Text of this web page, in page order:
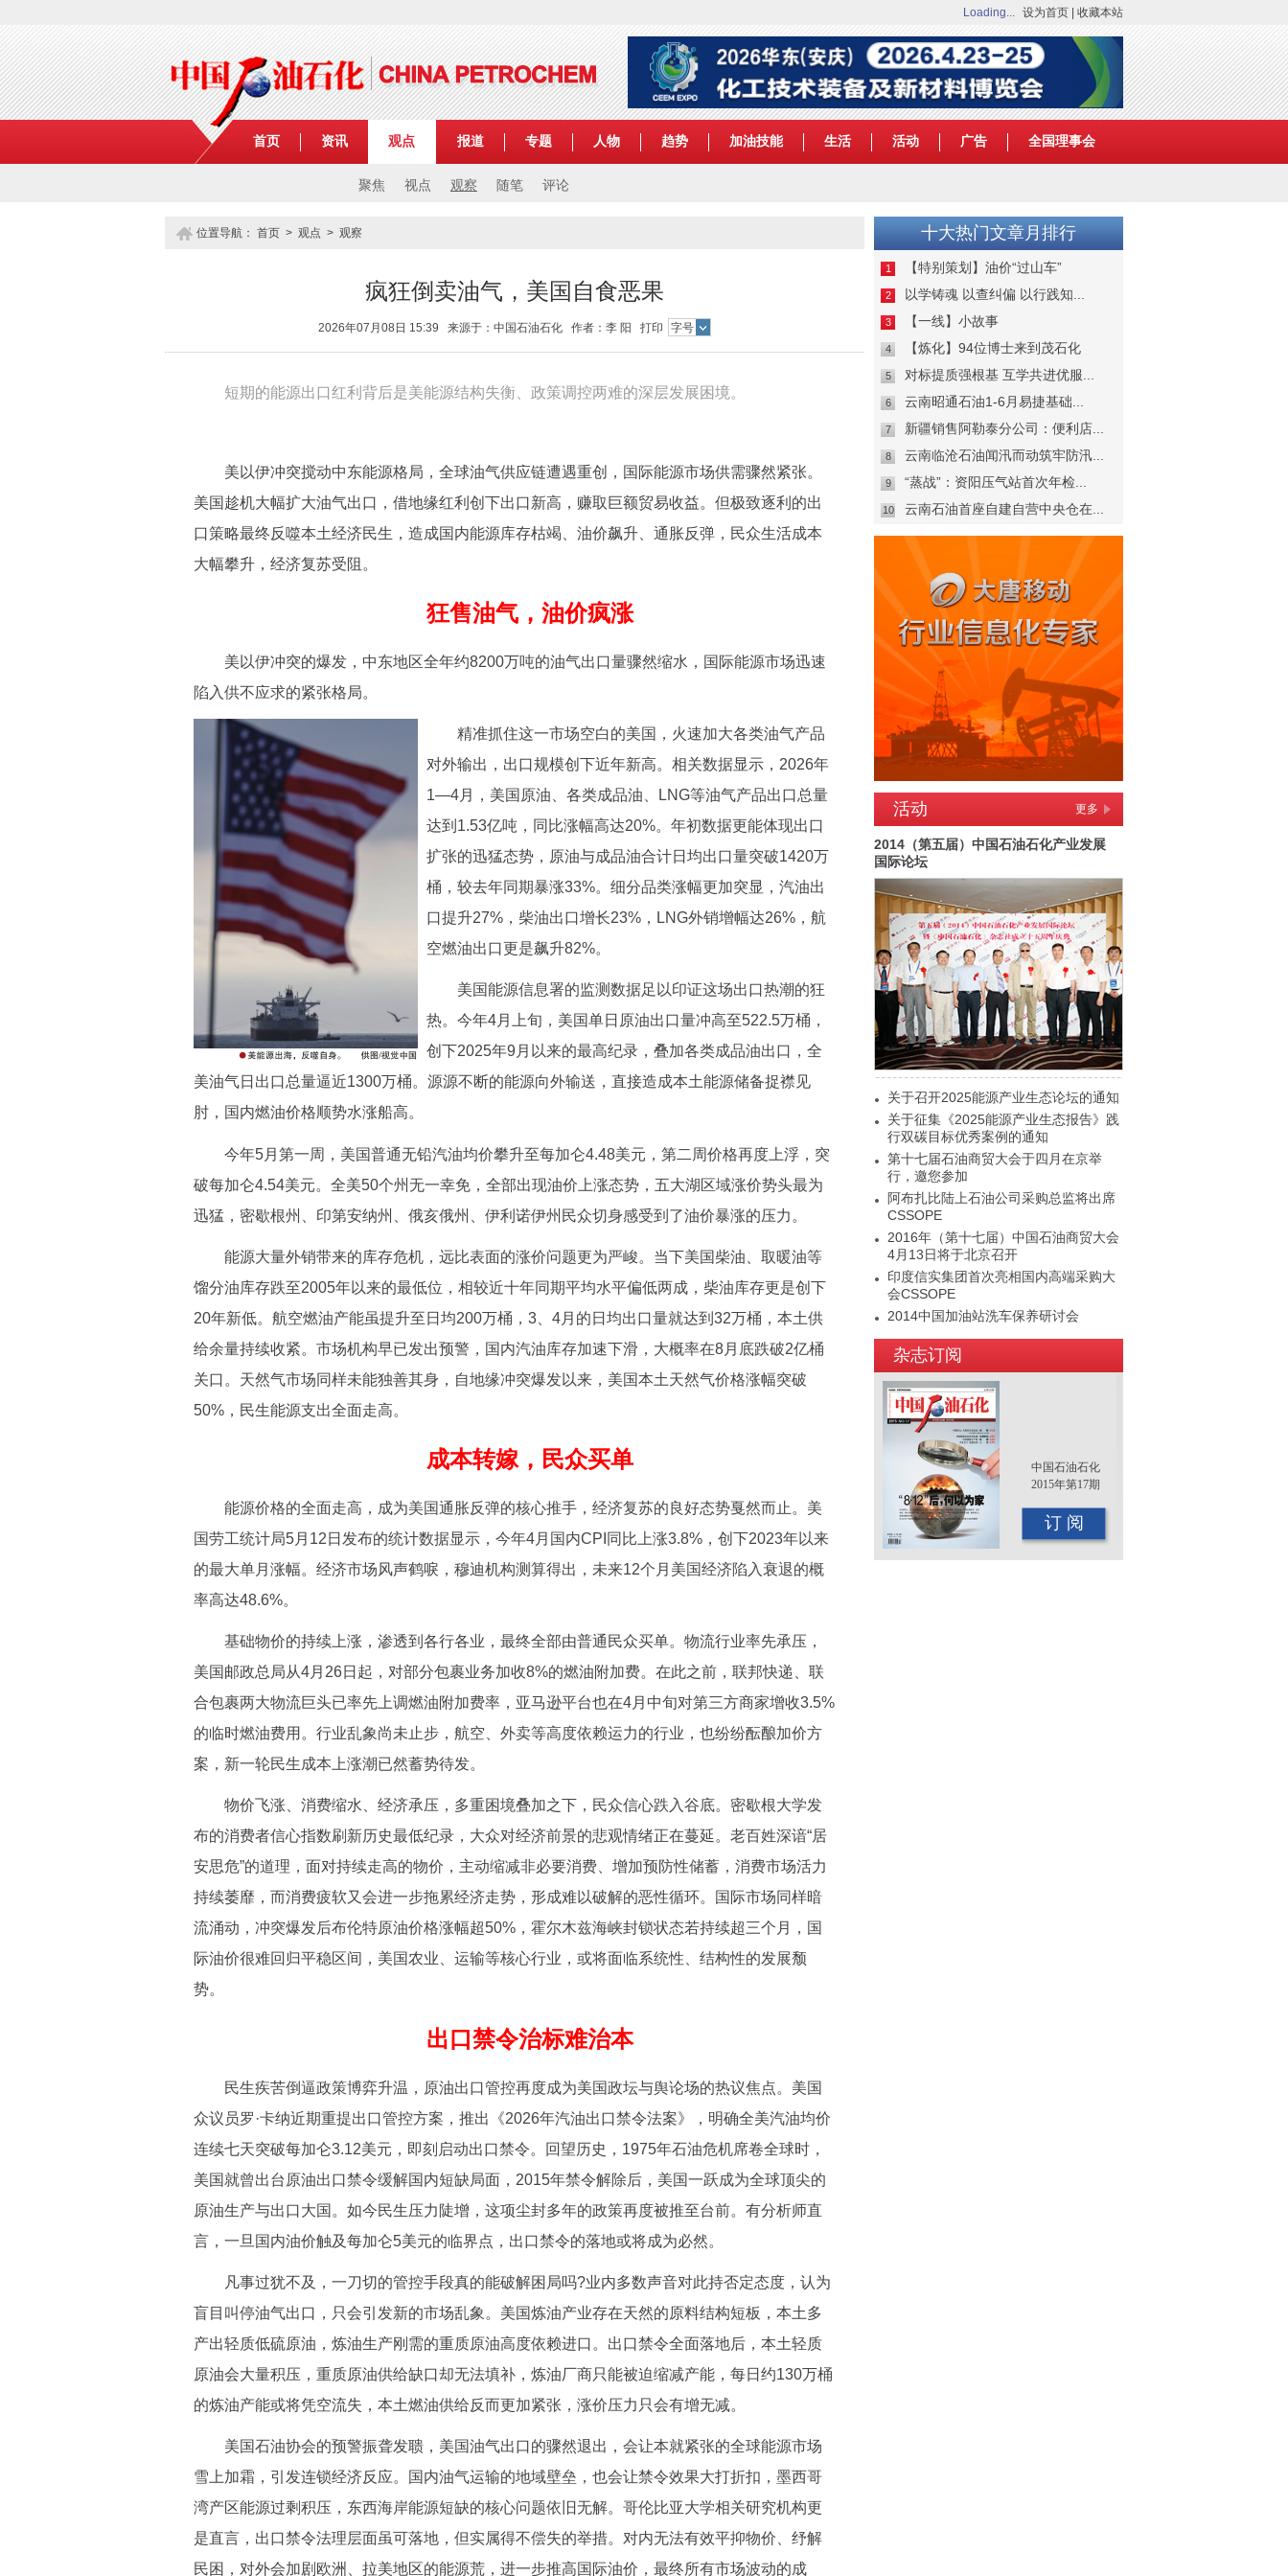
Loading... 设为首页 收藏本站
首页 资讯 观点
聚焦 视点 观察 随笔 评论
报道 专题 人物 趋势 加油技能 生活 活动 广告 全国理事会
位置导航： 首页 > 观点 > 观察
疯狂倒卖油气，美国自食恶果
2026年07月08日 15:39 来源于：中国石油石化 作者：李 阳 打印 字号
短期的能源出口红利背后是美能源结构失衡、政策调控两难的深层发展困境。
美以伊冲突搅动中东能源格局，全球油气供应链遭遇重创，国际能源市场供需骤然紧张。
美国趁机大幅扩大油气出口，借地缘红利创下出口新高，赚取巨额贸易收益。但极致逐利的出
口策略最终反噬本土经济民生，造成国内能源库存枯竭、油价飙升、通胀反弹，民众生活成本
大幅攀升，经济复苏受阻。
狂售油气，油价疯涨
美以伊冲突的爆发，中东地区全年约8200万吨的油气出口量骤然缩水，国际能源市场迅速
陷入供不应求的紧张格局。
精准抓住这一市场空白的美国，火速加大各类油气产品
对外输出，出口规模创下近年新高。相关数据显示，2026年
1—4月，美国原油、各类成品油、LNG等油气产品出口总量
达到1.53亿吨，同比涨幅高达20%。年初数据更能体现出口
扩张的迅猛态势，原油与成品油合计日均出口量突破1420万
桶，较去年同期暴涨33%。细分品类涨幅更加突显，汽油出
口提升27%，柴油出口增长23%，LNG外销增幅达26%，航
空燃油出口更是飙升82%。
美国能源信息署的监测数据足以印证这场出口热潮的狂
热。今年4月上旬，美国单日原油出口量冲高至522.5万桶，
创下2025年9月以来的最高纪录，叠加各类成品油出口，全
美油气日出口总量逼近1300万桶。源源不断的能源向外输送，直接造成本土能源储备捉襟见
肘，国内燃油价格顺势水涨船高。
今年5月第一周，美国普通无铅汽油均价攀升至每加仑4.48美元，第二周价格再度上浮，突
破每加仑4.54美元。全美50个州无一幸免，全部出现油价上涨态势，五大湖区域涨价势头最为
迅猛，密歇根州、印第安纳州、俄亥俄州、伊利诺伊州民众切身感受到了油价暴涨的压力。
能源大量外销带来的库存危机，远比表面的涨价问题更为严峻。当下美国柴油、取暖油等
馏分油库存跌至2005年以来的最低位，相较近十年同期平均水平偏低两成，柴油库存更是创下
20年新低。航空燃油产能虽提升至日均200万桶，3、4月的日均出口量就达到32万桶，本土供
给余量持续收紧。市场机构早已发出预警，国内汽油库存加速下滑，大概率在8月底跌破2亿桶
关口。天然气市场同样未能独善其身，自地缘冲突爆发以来，美国本土天然气价格涨幅突破
50%，民生能源支出全面走高。
成本转嫁，民众买单
能源价格的全面走高，成为美国通胀反弹的核心推手，经济复苏的良好态势戛然而止。美
国劳工统计局5月12日发布的统计数据显示，今年4月国内CPI同比上涨3.8%，创下2023年以来
的最大单月涨幅。经济市场风声鹤唳，穆迪机构测算得出，未来12个月美国经济陷入衰退的概
率高达48.6%。
基础物价的持续上涨，渗透到各行各业，最终全部由普通民众买单。物流行业率先承压，
美国邮政总局从4月26日起，对部分包裹业务加收8%的燃油附加费。在此之前，联邦快递、联
合包裹两大物流巨头已率先上调燃油附加费率，亚马逊平台也在4月中旬对第三方商家增收3.5%
的临时燃油费用。行业乱象尚未止步，航空、外卖等高度依赖运力的行业，也纷纷酝酿加价方
案，新一轮民生成本上涨潮已然蓄势待发。
物价飞涨、消费缩水、经济承压，多重困境叠加之下，民众信心跌入谷底。密歇根大学发
布的消费者信心指数刷新历史最低纪录，大众对经济前景的悲观情绪正在蔓延。老百姓深谙“居
安思危”的道理，面对持续走高的物价，主动缩减非必要消费、增加预防性储蓄，消费市场活力
持续萎靡，而消费疲软又会进一步拖累经济走势，形成难以破解的恶性循环。国际市场同样暗
流涌动，冲突爆发后布伦特原油价格涨幅超50%，霍尔木兹海峡封锁状态若持续超三个月，国
际油价很难回归平稳区间，美国农业、运输等核心行业，或将面临系统性、结构性的发展颓
势。
出口禁令治标难治本
民生疾苦倒逼政策博弈升温，原油出口管控再度成为美国政坛与舆论场的热议焦点。美国
众议员罗·卡纳近期重提出口管控方案，推出《2026年汽油出口禁令法案》，明确全美汽油均价
连续七天突破每加仑3.12美元，即刻启动出口禁令。回望历史，1975年石油危机席卷全球时，
美国就曾出台原油出口禁令缓解国内短缺局面，2015年禁令解除后，美国一跃成为全球顶尖的
原油生产与出口大国。如今民生压力陡增，这项尘封多年的政策再度被推至台前。有分析师直
言，一旦国内油价触及每加仑5美元的临界点，出口禁令的落地或将成为必然。
凡事过犹不及，一刀切的管控手段真的能破解困局吗?业内多数声音对此持否定态度，认为
盲目叫停油气出口，只会引发新的市场乱象。美国炼油产业存在天然的原料结构短板，本土多
产出轻质低硫原油，炼油生产刚需的重质原油高度依赖进口。出口禁令全面落地后，本土轻质
原油会大量积压，重质原油供给缺口却无法填补，炼油厂商只能被迫缩减产能，每日约130万桶
的炼油产能或将凭空流失，本土燃油供给反而更加紧张，涨价压力只会有增无减。
美国石油协会的预警振聋发聩，美国油气出口的骤然退出，会让本就紧张的全球能源市场
雪上加霜，引发连锁经济反应。国内油气运输的地域壁垒，也会让禁令效果大打折扣，墨西哥
湾产区能源过剩积压，东西海岸能源短缺的核心问题依旧无解。哥伦比亚大学相关研究机构更
是直言，出口禁令法理层面虽可落地，但实属得不偿失的举措。对内无法有效平抑物价、纾解
民困，对外会加剧欧洲、拉美地区的能源荒，进一步推高国际油价，最终所有市场波动的成
十大热门文章月排行
1 【特别策划】油价“过山车”
2 以学铸魂 以查纠偏 以行践知...
3 【一线】小故事
4 【炼化】94位博士来到茂石化
5 对标提质强根基 互学共进优服...
6 云南昭通石油1-6月易捷基础...
7 新疆销售阿勒泰分公司：便利店...
8 云南临沧石油闻汛而动筑牢防汛...
9 “蒸战”：资阳压气站首次年检...
10 云南石油首座自建自营中央仓在...
活动 更多
2014（第五届）中国石油石化产业发展
国际论坛
关于召开2025能源产业生态论坛的通知
关于征集《2025能源产业生态报告》践
行双碳目标优秀案例的通知
第十七届石油商贸大会于四月在京举
行，邀您参加
阿布扎比陆上石油公司采购总监将出席
CSSOPE
2016年（第十七届）中国石油商贸大会
4月13日将于北京召开
印度信实集团首次亮相国内高端采购大
会CSSOPE
2014中国加油站洗车保养研讨会
2015年（第十二届）中国国际油品行业
年终大会即将召开
杂志订阅
中国石油石化
2015年第17期
订 阅